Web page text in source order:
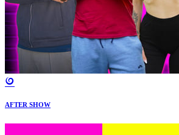
AFTER SHOW